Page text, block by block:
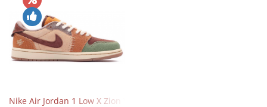
Nike Air Jordan 1 Low X Zion Williamson Voodoo